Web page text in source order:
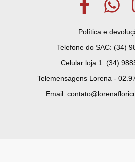
Política e
Telefone do SAC: (34)
Celular loja 1: (34)
Telemensagens Lorena -
Email: